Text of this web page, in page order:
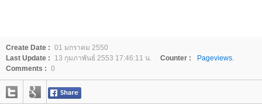
Create Date : 01 มกราคม 2550
Last Update :
13 กุมภาพันธ์ 2553 17:46:11 น. Counter :
Pageviews.
Comments : 0